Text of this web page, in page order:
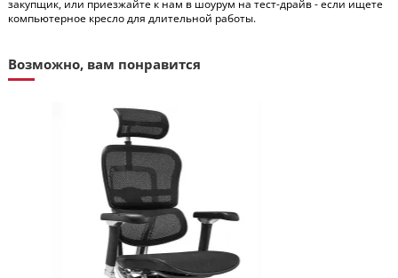
закупщик, или приезжайте к нам в шоурум на тест-драйв - если ищете
компьютерное кресло для длительной работы.
Возможно, вам понравится